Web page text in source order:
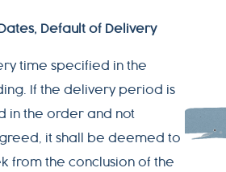
Default of Delivery
time specified in the
If the delivery period is
in the order and not
it shall be deemed to
from the conclusion of the